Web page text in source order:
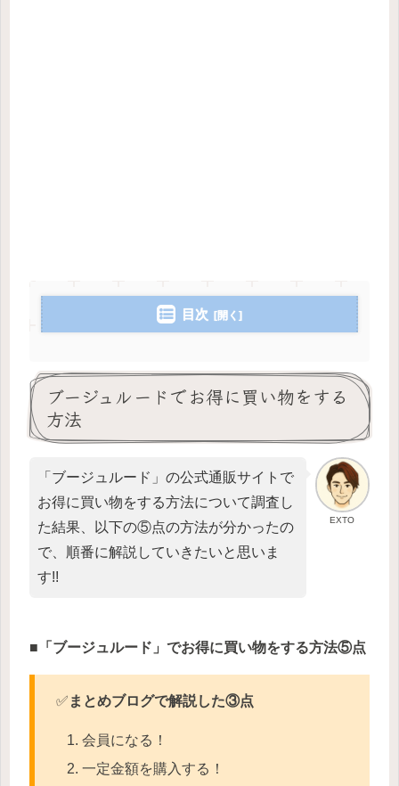
目次
ブージュルードでお得に買い物をする
方法
EXTO
「ブージュルード」の公式通販サイトで
お得に買い物をする方法について調査し
た結果、以下の⑤点の方法が分かったの
で、順番に解説していきたいと思いま
す!!
■「ブージュルード」でお得に買い物をする方法⑤点
✅ まとめブログで解説した③点
会員になる！
一定金額を購入する！